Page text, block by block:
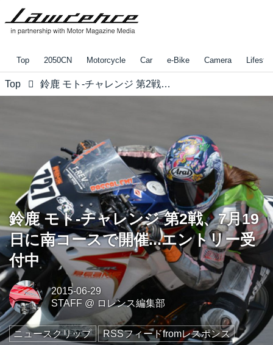
Top 2050CN Motorcycle Car e-Bike Camera
Top 鈴鹿 モト-チャレンジ 第2戦、7月19日に南コースで開催...エントリー受付中
鈴鹿 モト-チャレンジ 第2戦、7月19
日に南コースで開催...エントリー受
付中
2015-06-29
STAFF@ ロレンス編集部
ニュースクリップ
RSSフィードfromレスポンス